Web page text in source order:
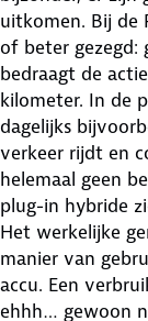
uitkomen. Bij de
of beter gezegd:
bedraagt de
kilometer. In de
dagelijks
verkeer rijdt en
helemaal geen
plug-in hybride
Het werkelijke
manier van
accu. Een
ehhh… gewoon